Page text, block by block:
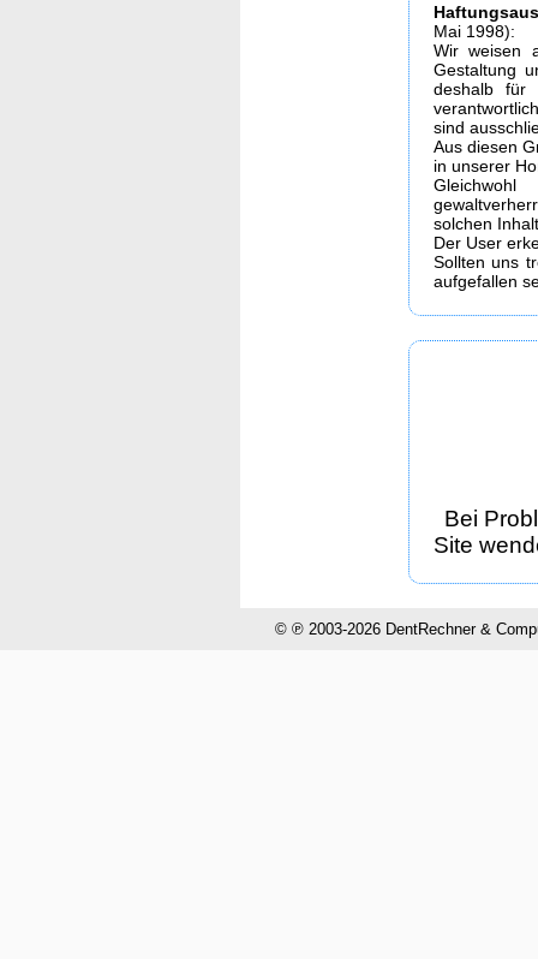
Mai 1998):
Wir weisen
Gestaltung
deshalb für
sind
Aus diesen
in unserer
solchen
Der User
Sollten uns
aufgefallen
Bei
Site
© ℗ 2003-2026 DentRechner &